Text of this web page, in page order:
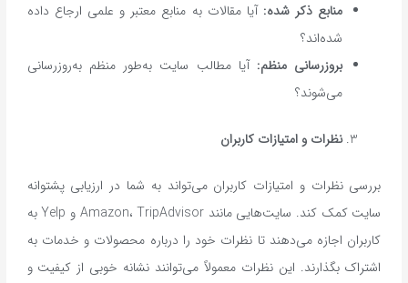
منابع ذکر شده: آیا مقالات به منابع معتبر و علمی ارجاع داده
شده‌اند؟
بروزرسانی منظم: آیا مطالب سایت به‌طور منظم به‌روزرسانی
می‌شوند؟
نظرات و امتیازات کاربران
بررسی نظرات و امتیازات کاربران می‌تواند به شما در ارزیابی پشتوانه
سایت کمک کند. سایت‌هایی مانند Amazon، TripAdvisor و Yelp به
کاربران اجازه می‌دهند تا نظرات خود را درباره محصولات و خدمات به
اشتراک بگذارند. این نظرات معمولاً می‌توانند نشانه خوبی از کیفیت و